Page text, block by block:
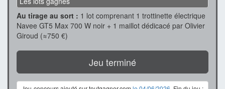
Au tirage au sort : 1 lot comprenant 1 trottinette électrique
Navee GT5 Max 700 W noir + 1 maillot dédicacé par Olivier
Giroud (≈750 €)
Jeu terminé